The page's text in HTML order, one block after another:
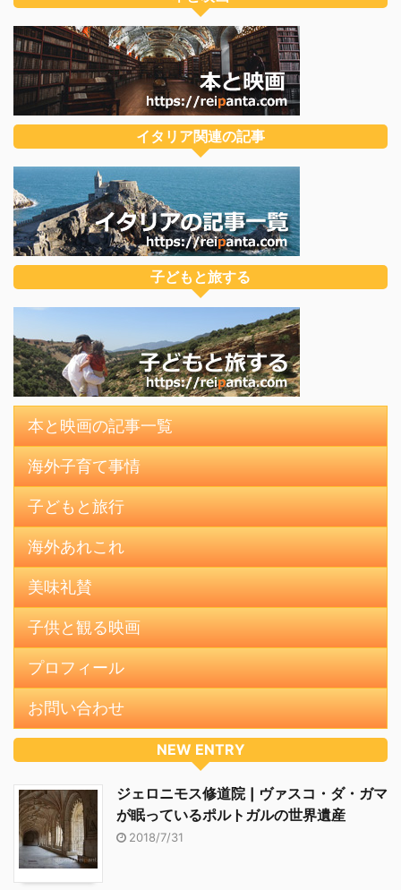
イタリア関連の記事
子どもと旅する
本と映画の記事一覧
海外子育て事情
子どもと旅行
海外あれこれ
美味礼賛
子供と観る映画
プロフィール
お問い合わせ
NEW ENTRY
ジェロニモス修道院 | ヴァスコ・ダ・ガマ
が眠っているポルトガルの世界遺産
2018/7/31